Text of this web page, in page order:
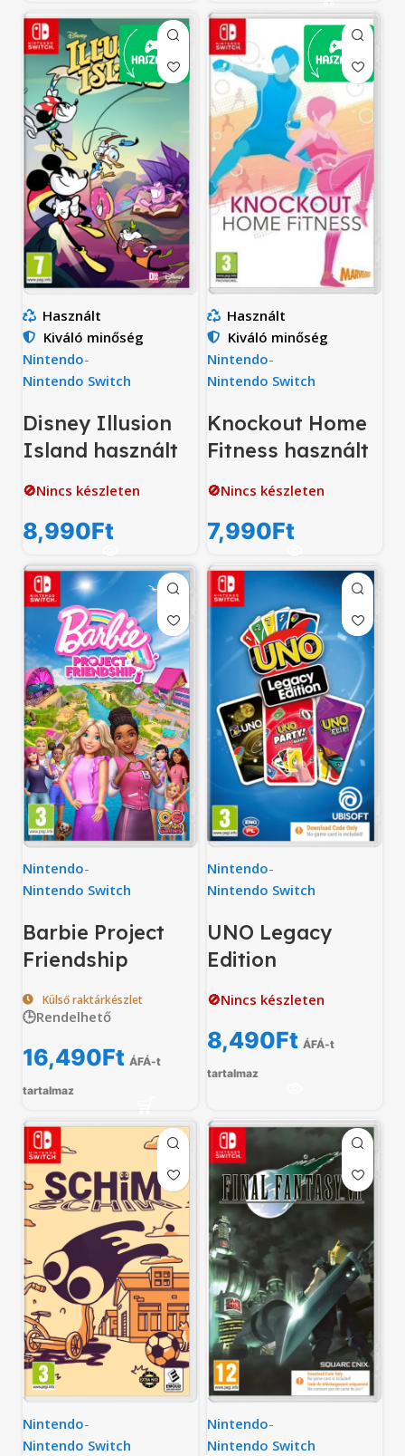
Használt
Kiváló minőség
Nintendo-
Nintendo Switch
Disney Illusion
Island használt
🚫Nincs készleten
8,990Ft
Használt
Kiváló minőség
Nintendo-
Nintendo Switch
Knockout Home
Fitness használt
🚫Nincs készleten
7,990Ft
Nintendo-
Nintendo Switch
Barbie Project
Friendship
Külső raktárkészlet
🕒Rendelhető
16,490Ft ÁFÁ-t
tartalmaz
Nintendo-
Nintendo Switch
UNO Legacy
Edition
🚫Nincs készleten
8,490Ft ÁFÁ-t
tartalmaz
Nintendo-
Nintendo Switch
Nintendo-
Nintendo Switch